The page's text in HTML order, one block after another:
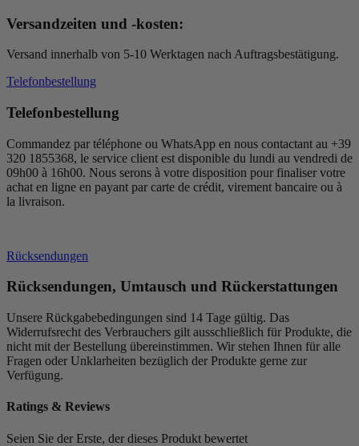
Versandzeiten und -kosten:
Versand innerhalb von 5-10 Werktagen nach Auftragsbestätigung.
Telefonbestellung
Telefonbestellung
Commandez par téléphone ou WhatsApp en nous contactant au +39
320 1855368, le service client est disponible du lundi au vendredi de
09h00 à 16h00. Nous serons à votre disposition pour finaliser votre
achat en ligne en payant par carte de crédit, virement bancaire ou à
la livraison.
Rücksendungen
Rücksendungen, Umtausch und Rückerstattungen
Unsere Rückgabebedingungen sind 14 Tage gültig. Das
Widerrufsrecht des Verbrauchers gilt ausschließlich für Produkte, die
nicht mit der Bestellung übereinstimmen. Wir stehen Ihnen für alle
Fragen oder Unklarheiten bezüglich der Produkte gerne zur
Verfügung.
Ratings & Reviews
Seien Sie der Erste, der dieses Produkt bewertet